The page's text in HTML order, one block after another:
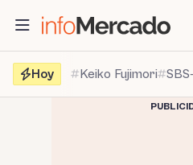
contenido
Hoy
Keiko Fujimori